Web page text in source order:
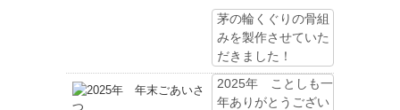
茅の輪くぐりの骨組
みを製作させていた
だきました！
2025年 ことしも一
年ありがとうござい